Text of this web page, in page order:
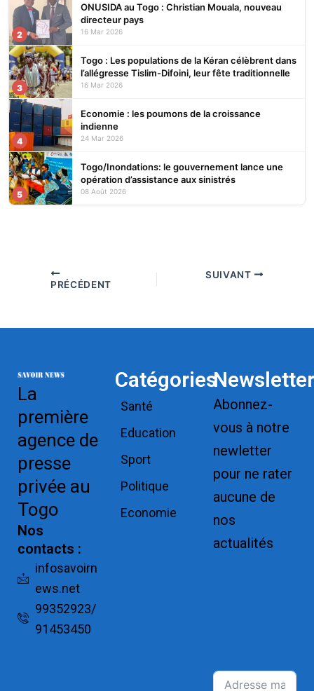
2
ONUSIDA au Togo : Christian Mouala, nouveau
directeur pays
16 Mar 2026
3
Togo : Les populations de la Kéran célèbrent dans
l’allégresse Tislim-Difoini, leur fête traditionnelle
16 Mar 2026
4
Economie : les poumons de la croissance
indienne
24 Mar 2026
5
Togo/Inondations: le gouvernement lance une
opération d’assistance aux sinistrés
08 Août 2026
PRÉCÉDENT
SUIVANT
La
première
agence de
presse
privée au
Togo
Nos
contacts :
infosavoirn
ews.net
99352923/
91453450
Catégories
Santé
Education
Sport
Politique
Economie
Newsletter
Abonnez-
vous à notre
newletter
pour ne rater
aucune de
nos
actualités